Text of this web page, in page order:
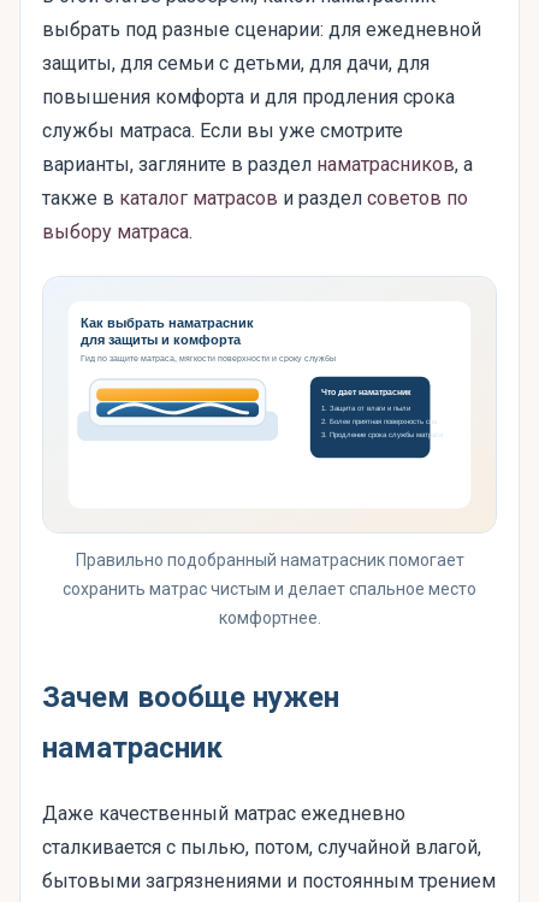
выбрать под разные сценарии: для ежедневной
защиты, для семьи с детьми, для дачи, для
повышения комфорта и для продления срока
службы матраса. Если вы уже смотрите
варианты, загляните в раздел наматрасников, а
также в каталог матрасов и раздел советов по
выбору матраса.
Правильно подобранный наматрасник помогает
сохранить матрас чистым и делает спальное место
комфортнее.
Зачем вообще нужен
наматрасник
Даже качественный матрас ежедневно
сталкивается с пылью, потом, случайной влагой,
бытовыми загрязнениями и постоянным трением